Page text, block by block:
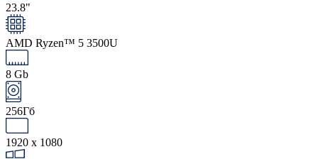
23.8"
AMD Ryzen™ 5 3500U
8 Gb
256Гб
1920 x 1080